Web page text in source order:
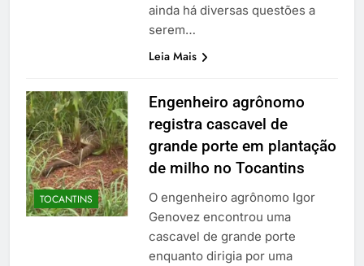
ainda há diversas questões a
serem…
Leia Mais
TOCANTINS
Engenheiro agrônomo
registra cascavel de
grande porte em plantação
de milho no Tocantins
O engenheiro agrônomo Igor
Genovez encontrou uma
cascavel de grande porte
enquanto dirigia por uma